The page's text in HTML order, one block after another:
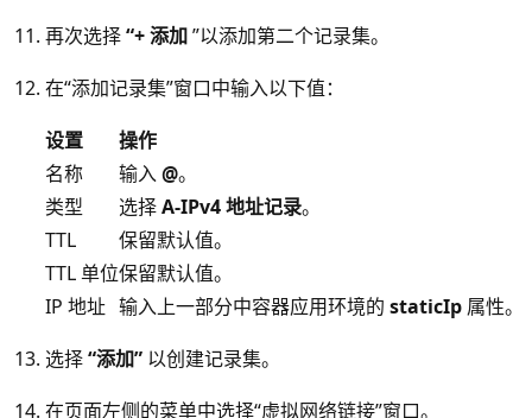
再次选择“+ 添加”以添加第二个记录集。
在“添加记录集”窗口中输入以下值：
设置
操作
名称
输入@。
类型
选择A-IPv4 地址记录。
TTL
保留默认值。
TTL 单位保留默认值。
IP 地址 输入上一部分中容器应用环境的 staticIp 属性。
选择“添加” 以创建记录集。
在页面左侧的菜单中选择“虚拟网络链接”窗口。